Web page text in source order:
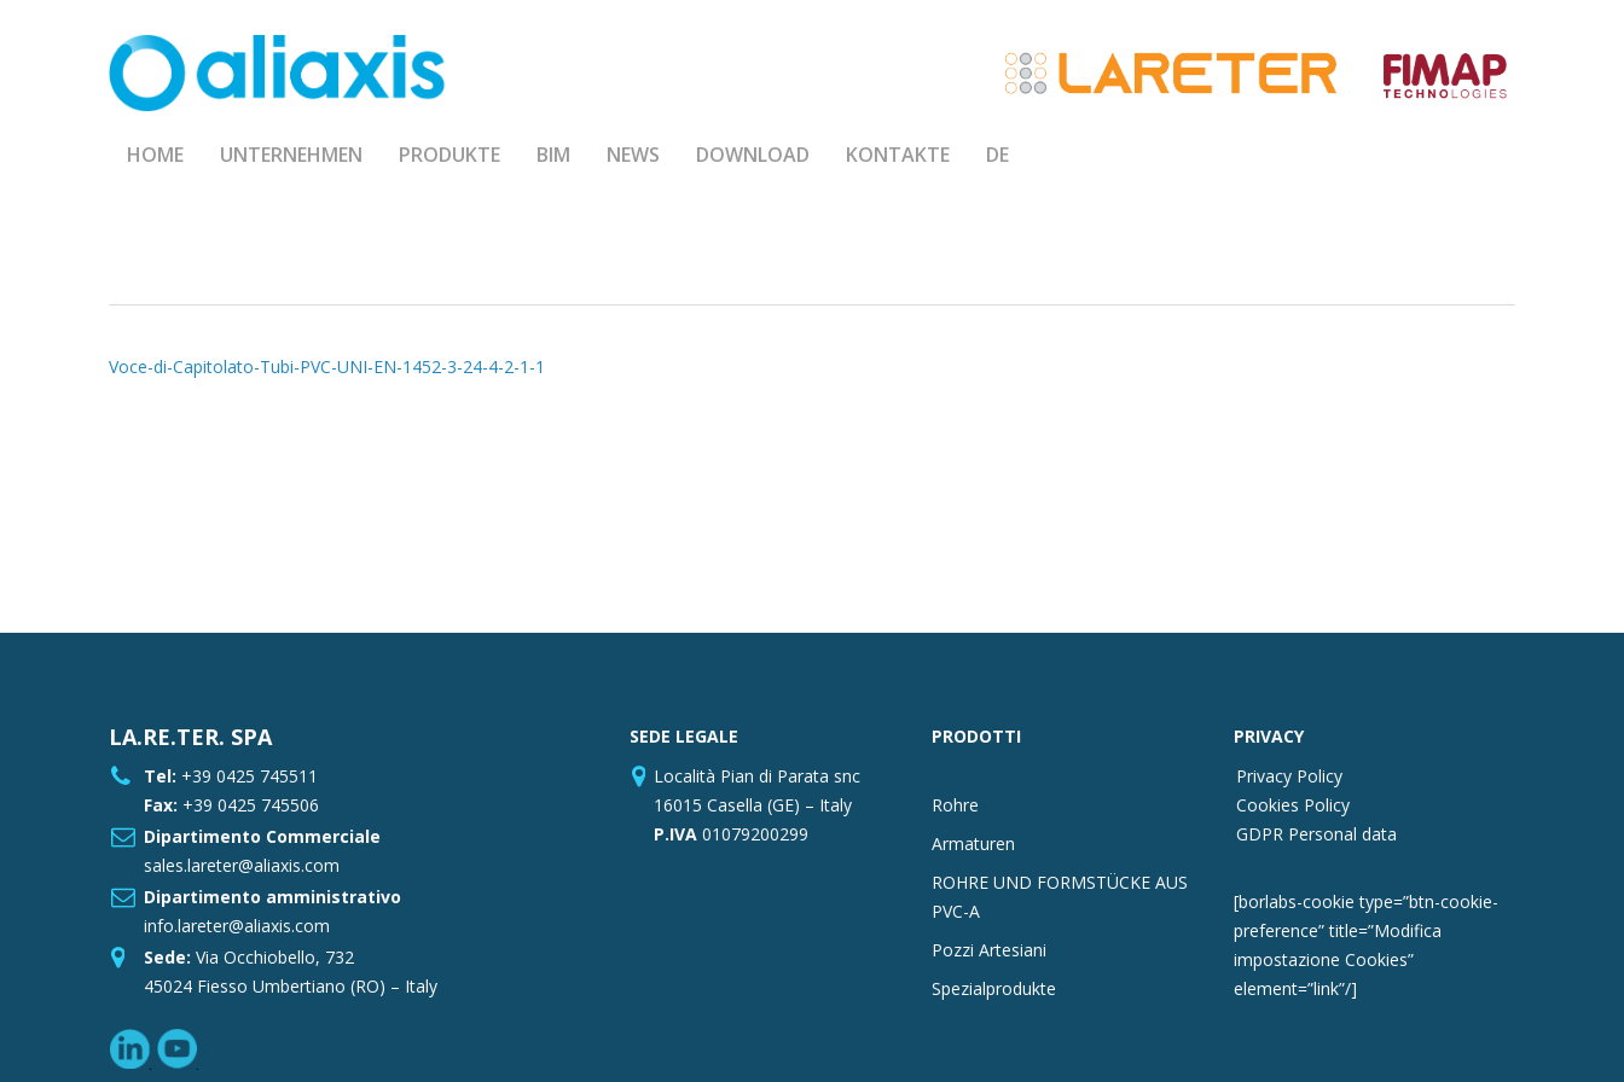
HOME UNTERNEHMEN PRODUKTE BIM NEWS DOWNLOAD KONTAKTE DE
Voce-di-Capitolato-Tubi-PVC-UNI-EN-1452-3-24-4-2-1-1
LA.RE.TER. SPA
Tel: +39 0425 745511
Fax: +39 0425 745506
Dipartimento Commerciale
sales.lareter@aliaxis.com
Dipartimento amministrativo
info.lareter@aliaxis.com
Sede: Via Occhiobello, 732
45024 Fiesso Umbertiano (RO) – Italy
SEDE LEGALE
Località Pian di Parata snc
16015 Casella (GE) – Italy
P.IVA01079200299
PRODOTTI
Rohre
Armaturen
ROHRE UND FORMSTÜCKE AUS
PVC-A
Pozzi Artesiani
Spezialprodukte
PRIVACY
Privacy Policy
Cookies Policy
GDPR Personal data
[borlabs-cookie type=”btn-cookie-
preference” title=”Modifica
impostazione Cookies”
element=”link”/]